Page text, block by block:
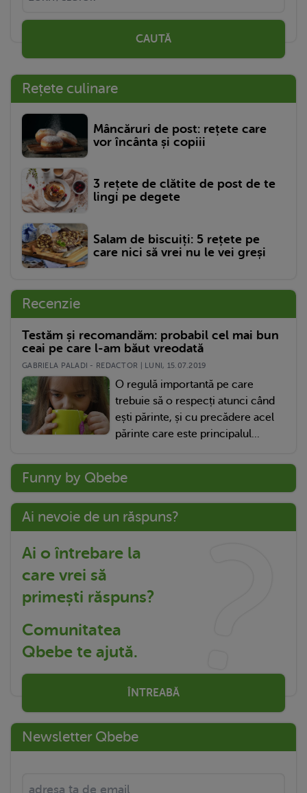
CAUTĂ
Rețete culinare
Mâncăruri de post: rețete care
vor încânta și copiii
3 rețete de clătite de post de te
lingi pe degete
Salam de biscuiți: 5 rețete pe
care nici să vrei nu le vei greși
Recenzie
Testăm și recomandăm: probabil cel mai bun
ceai pe care l-am băut vreodată
GABRIELA PALADI - REDACTOR | LUNI, 15.07.2019
O regulă importantă pe care
trebuie să o respecți atunci când
ești părinte, și cu precădere acel
părinte care este principalul...
Funny by Qbebe
Ai nevoie de un răspuns?
Ai o întrebare la
care vrei să
primești răspuns?
Comunitatea
Qbebe te ajută.
ÎNTREABĂ
Newsletter Qbebe